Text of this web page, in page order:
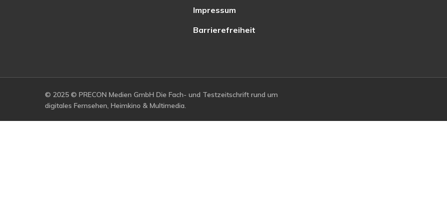
Impressum
Barrierefreiheit
© 2025 © PRECON Medien GmbH Die Fach- und Testzeitschrift rund um
digitales Fernsehen, Heimkino & Multimedia.